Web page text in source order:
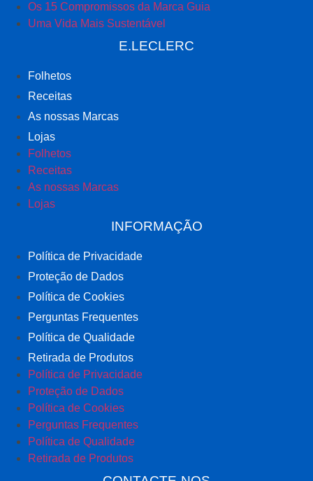
Os 15 Compromissos da Marca Guia
Uma Vida Mais Sustentável
E.LECLERC
Folhetos
Receitas
As nossas Marcas
Lojas
Folhetos
Receitas
As nossas Marcas
Lojas
INFORMAÇÃO
Política de Privacidade
Proteção de Dados
Política de Cookies
Perguntas Frequentes
Política de Qualidade
Retirada de Produtos
Política de Privacidade
Proteção de Dados
Política de Cookies
Perguntas Frequentes
Política de Qualidade
Retirada de Produtos